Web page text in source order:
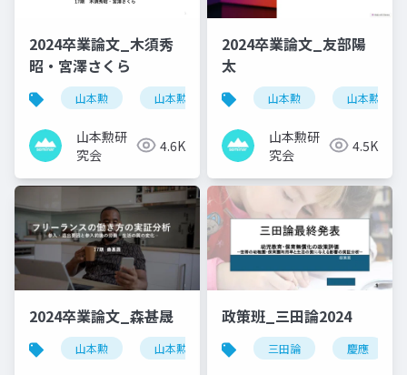
2024卒業論文_木須秀
昭・宮澤さくら
山本勲 山本勲研究会 計量経済 stata
山本勲研
究会
4.6K
2024卒業論文_友部陽
太
山本勲 山本勲研究
山本勲研
究会
4.5K
2024卒業論文_森甚晟
山本勲 山本勲研究会 計量経済 stata
政策班_三田論2024
三田論 慶應